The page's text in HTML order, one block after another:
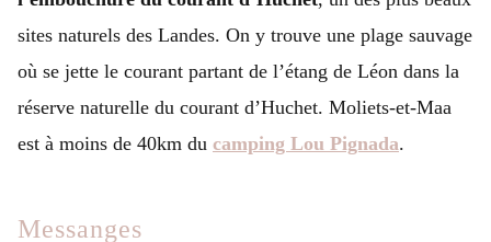
sites naturels des Landes. On y trouve une plage sauvage
où se jette le courant partant de l’étang de Léon dans la
réserve naturelle du courant d’Huchet. Moliets-et-Maa
est à moins de 40km du camping Lou Pignada.
Messanges